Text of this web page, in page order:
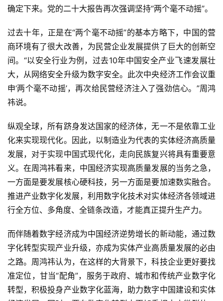
确定下来。党的二十大报告再次强调坚持“两个毫不动摇”。
过去十年，正是在“两个毫不动摇”的基本方略下，中国的营
商环境有了很大改善，为民营企业发展提供了巨大的创新空
间。“以安全行业为例，过去10年中国安全产业飞速发展壮
大，从网络安全升级为数字安全。此次中央经济工作会议重
申‘两个毫不动摇’，再次给民营经济注入了强劲信心。”周鸿
祎说。
纵观全球，所有跻身发达国家的经济体，无一不是依靠工业
化来实现现代化。因此，以制造业为代表的实体经济高质量
发展，对于实现中国式现代化，走向民族复兴将具有重要意
义。在周鸿祎看来，中国经济实现高质量发展的当务之急，
一方面是要发展核心硬科技，另一方面是要加速数实融合。
推进产业数字化发展，利用数字化技术对实体经济各领域进
行全方位、多角度、全链条改造，才能真正提升生产力。
而伴随着数字经济成为中国经济逆势增长的新动能，通过数
字化转型实现产业升级，亦成为实体产业高质量发展的必由
之路。周鸿祎认为，在这样的大背景下，科技企业更好要找
准定位，甘当“配角”，服务于政府、城市和传统产业数字化
转型，积极投身产业数字化蓝海，助力数字中国建设和实体